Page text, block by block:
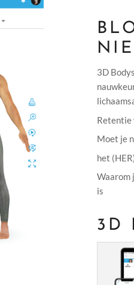
3D
Retentie
Moet je
het
Waarom
is
3D